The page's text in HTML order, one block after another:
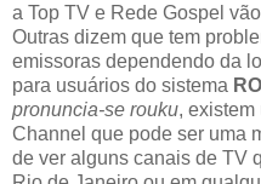
a Top TV e Rede Gospel
Outras dizem que tem
emissoras dependendo da
para usuários do sistema
pronuncia-se rouku,
Channel que pode ser uma
de ver alguns canais de TV